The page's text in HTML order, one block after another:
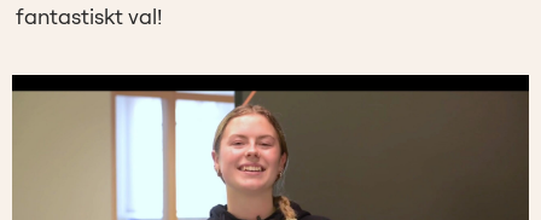
fantastiskt val!